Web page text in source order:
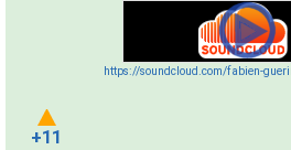
https://soundcloud.com/fabien-
+11